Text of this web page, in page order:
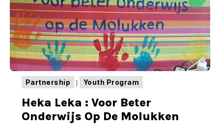
Partnership Youth Program
Heka Leka : Voor Beter
Onderwijs Op De Molukken